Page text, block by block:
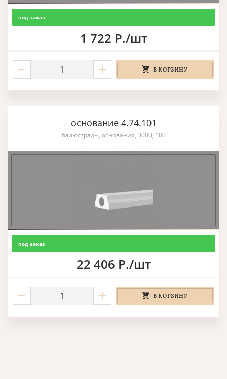
под заказ
1 722 Р./шт
В КОРЗИНУ
основание 4.74.101
балюстрады, основания, 3000, 180
под заказ
22 406 Р./шт
В КОРЗИНУ